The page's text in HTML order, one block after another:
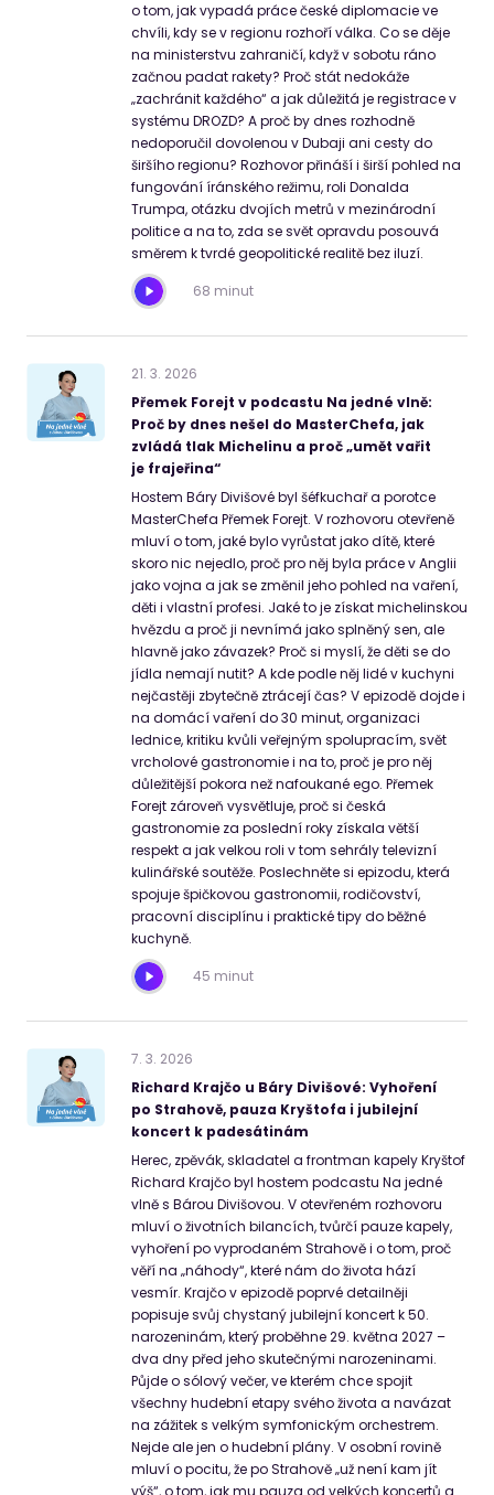
o tom, jak vypadá práce české diplomacie ve
chvíli, kdy se v regionu rozhoří válka. Co se děje
na ministerstvu zahraničí, když v sobotu ráno
začnou padat rakety? Proč stát nedokáže
„zachránit každého“ a jak důležitá je registrace v
systému DROZD? A proč by dnes rozhodně
nedoporučil dovolenou v Dubaji ani cesty do
širšího regionu? Rozhovor přináší i širší pohled na
fungování íránského režimu, roli Donalda
Trumpa, otázku dvojích metrů v mezinárodní
politice a na to, zda se svět opravdu posouvá
směrem k tvrdé geopolitické realitě bez iluzí.
68 minut
21. 3. 2026
Přemek Forejt v podcastu Na jedné vlně:
Proč by dnes nešel do MasterChefa, jak
zvládá tlak Michelinu a proč „umět vařit
je frajeřina“
Hostem Báry Divišové byl šéfkuchař a porotce
MasterChefa Přemek Forejt. V rozhovoru otevřeně
mluví o tom, jaké bylo vyrůstat jako dítě, které
skoro nic nejedlo, proč pro něj byla práce v Anglii
jako vojna a jak se změnil jeho pohled na vaření,
děti i vlastní profesi. Jaké to je získat michelinskou
hvězdu a proč ji nevnímá jako splněný sen, ale
hlavně jako závazek? Proč si myslí, že děti se do
jídla nemají nutit? A kde podle něj lidé v kuchyni
nejčastěji zbytečně ztrácejí čas? V epizodě dojde i
na domácí vaření do 30 minut, organizaci
lednice, kritiku kvůli veřejným spolupracím, svět
vrcholové gastronomie i na to, proč je pro něj
důležitější pokora než nafoukané ego. Přemek
Forejt zároveň vysvětluje, proč si česká
gastronomie za poslední roky získala větší
respekt a jak velkou roli v tom sehrály televizní
kulinářské soutěže. Poslechněte si epizodu, která
spojuje špičkovou gastronomii, rodičovství,
pracovní disciplínu i praktické tipy do běžné
kuchyně.
45 minut
7. 3. 2026
Richard Krajčo u Báry Divišové: Vyhoření
po Strahově, pauza Kryštofa i jubilejní
koncert k padesátinám
Herec, zpěvák, skladatel a frontman kapely Kryštof
Richard Krajčo byl hostem podcastu Na jedné
vlně s Bárou Divišovou. V otevřeném rozhovoru
mluví o životních bilancích, tvůrčí pauze kapely,
vyhoření po vyprodaném Strahově i o tom, proč
věří na „náhody“, které nám do života hází
vesmír. Krajčo v epizodě poprvé detailněji
popisuje svůj chystaný jubilejní koncert k 50.
narozeninám, který proběhne 29. května 2027 –
dva dny před jeho skutečnými narozeninami.
Půjde o sólový večer, ve kterém chce spojit
všechny hudební etapy svého života a navázat
na zážitek s velkým symfonickým orchestrem.
Nejde ale jen o hudební plány. V osobní rovině
mluví o pocitu, že po Strahově „už není kam jít
výš“, o tom, jak mu pauza od velkých koncertů a